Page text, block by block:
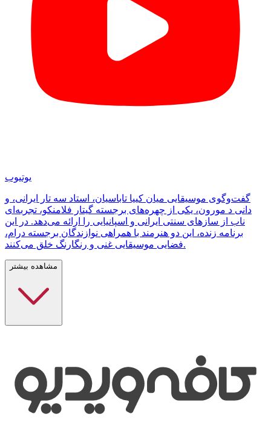
یوتیوب
گفت‌وگوی موسیقایی میان کییا تاباسیان، استاد سه تار ایرانی، و
دانی د مورون، یکی از چهره‌های برجسته گیتار فلامنکو، تجربه‌ای
ناب از سازهای سنتی ایرانی و اسپانیایی را ارائه می‌دهد. در این
برنامه زنده، این دو هنرمند با همراهی نوازندگان برجسته درام،
فضایی موسیقایی غنی و رنگارنگ خلق می‌کنند.
مشاهده بیشتر